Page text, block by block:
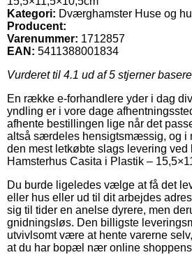
Kategori: Dværghamster Huse og
Producent:
Varenummer: 1712857
EAN: 5411388001834
Vurderet til 4.1 ud af 5 stjerner
En række e-forhandlere yder i dag
yndling er i vore dage
afhente bestillingen lige når det
altså særdeles hensigtsmæssig, og i
den mest letkøbte slags levering ved
Hamsterhus Casita i Plastik –
Du burde ligeledes vælge at få det
eller hus eller ud til dit arbejdes
sig til tider en anelse dyrere, men
gnidningsløs. Den billigste
utvivlsomt være at hente varerne
at du har bopæl nær online